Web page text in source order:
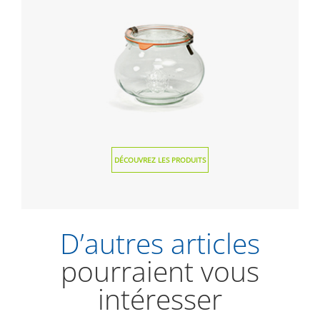
DÉCOUVREZ LES PRODUITS
D’autres articles
pourraient vous
intéresser